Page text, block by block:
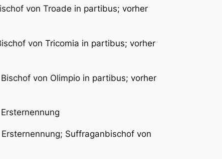
Troade in partibus; vorher
von Tricomia in partibus; vorher
Olimpio in partibus; vorher
Suffraganbischof von